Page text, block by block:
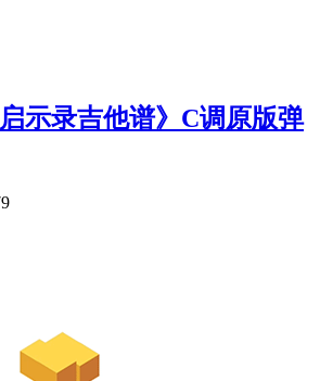
示录吉他谱》C调原版弹